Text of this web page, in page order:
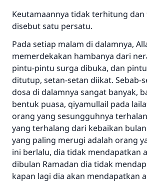
Keutamaannya tidak terhitung
disebut satu persatu.
Pada setiap malam di dalamnya,
memerdekakan hambanya dari
pintu-pintu surga dibuka, dan
ditutup, setan-setan diikat. Sebab-
dosa di dalamnya sangat banyak,
bentuk puasa, qiyamullail pada
orang yang sesungguhnya
yang terhalang dari kebaikan
yang paling merugi adalah orang
ini berlalu, dia tidak mendapatkan
dibulan Ramadan dia tidak
kapan lagi dia akan mendapatkan